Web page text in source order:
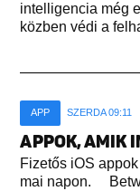
intelligencia még
közben védi a
APP SZERDA 09:11
APPOK, AMIK
Fizetős iOS
mai napon.